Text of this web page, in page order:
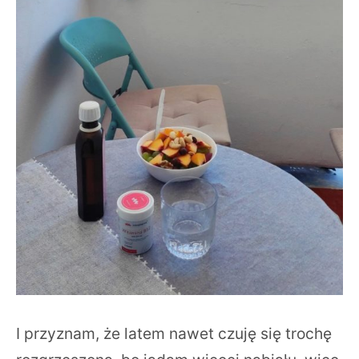
I przyznam, że latem nawet czuję się trochę